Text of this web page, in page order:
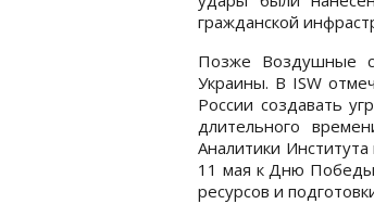
гражданской
Позже Воздушные
Украины. В ISW
России создавать
длительного
Аналитики
11 мая к Дню Победы,
ресурсов и